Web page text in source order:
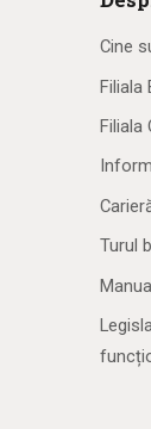
Cine
Filiala
Filiala
Turul